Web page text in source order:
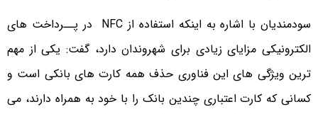
سودمندیان با اشاره به اینکه استفاده از NFC در پــرداخت های
الکترونیکی مزایای زیادی برای شهروندان دارد، گفت: یکی از مهم
ترین ویژگی های این فناوری حذف همه کارت های بانکی است و
کسانی که کارت اعتباری چندین بانک را با خود به همراه دارند، می